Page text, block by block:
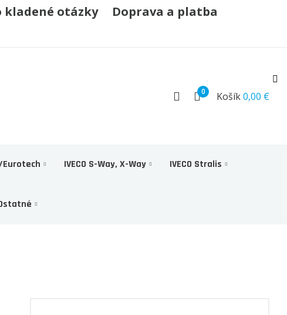
kladené otázky
Doprava a platba
0 Košík0,00 €
Eurotech IVECO S-Way, X-Way IVECO Stralis